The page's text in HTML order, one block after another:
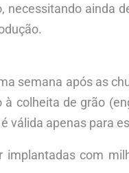
ainda
semana após as
colheita de grão
válida apenas para
com